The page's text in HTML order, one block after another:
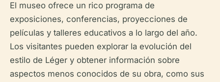
El museo ofrece un rico programa de
exposiciones, conferencias, proyecciones de
películas y talleres educativos a lo largo del año.
Los visitantes pueden explorar la evolución del
estilo de Léger y obtener información sobre
aspectos menos conocidos de su obra, como sus